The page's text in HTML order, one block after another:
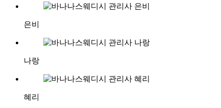
은비
나랑
혜리